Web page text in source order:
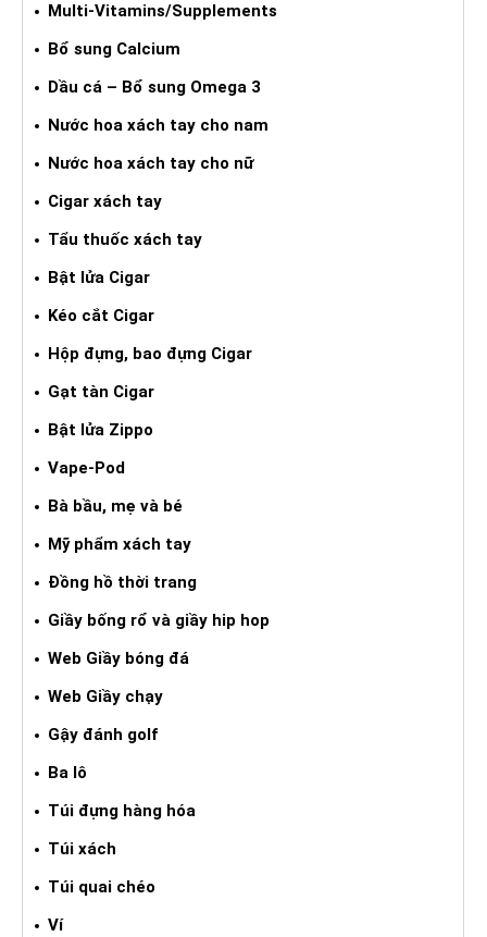
Multi-Vitamins/Supplements
Bổ sung Calcium
Dầu cá – Bổ sung Omega 3
Nước hoa xách tay cho nam
Nước hoa xách tay cho nữ
Cigar xách tay
Tẩu thuốc xách tay
Bật lửa Cigar
Kéo cắt Cigar
Hộp đựng, bao đựng Cigar
Gạt tàn Cigar
Bật lửa Zippo
Vape-Pod
Bà bầu, mẹ và bé
Mỹ phẩm xách tay
Đồng hồ thời trang
Giầy bống rổ và giầy hip hop
Web Giầy bóng đá
Web Giầy chạy
Gậy đánh golf
Ba lô
Túi đựng hàng hóa
Túi xách
Túi quai chéo
Ví